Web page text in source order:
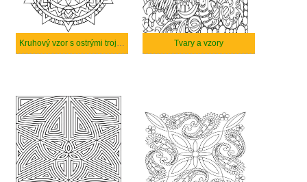
Kruhový vzor s ostrými trojúhelníky. Tvary a vzory